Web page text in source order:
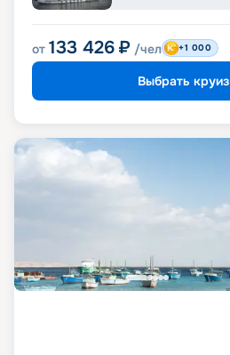
от 133 426 ₽ /чел +1 000
Выбрать круиз